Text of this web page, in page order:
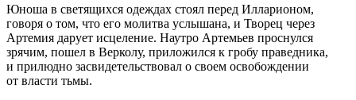
Юноша в светящихся одеждах стоял перед Илларионом,
говоря о том, что его молитва услышана, и Творец через
Артемия дарует исцеление. Наутро Артемьев проснулся
зрячим, пошел в Верколу, приложился к гробу праведника,
и прилюдно засвидетельствовал о своем освобождении
от власти тьмы.